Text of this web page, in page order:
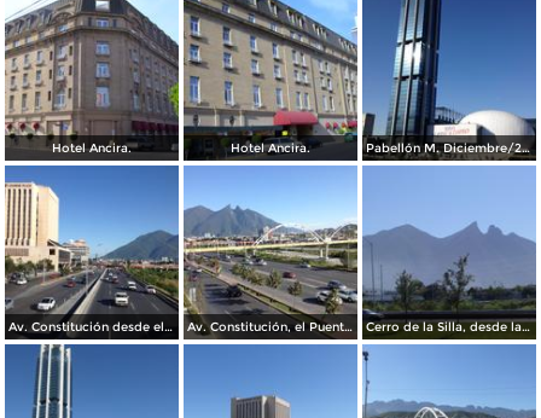
Hotel Ancira. Hotel Ancira. Pabellón M. Diciembre/2016
Av. Constitución desde el Pabellon M. Diciembre/2016 Av. Constitución, el Puente del Papa y el cerro de La Silla. Diciembre/2016 Cerro de la Silla, desde la Clínica IMSS 23 Ginecología